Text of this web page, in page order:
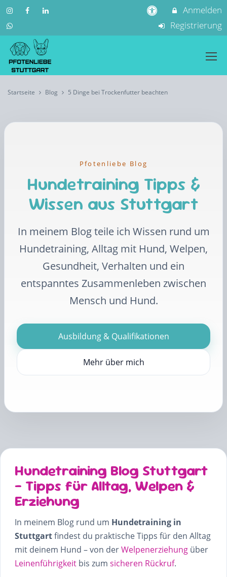
Anmelden
Registrierung
Startseite Blog 5 Dinge bei Trockenfutter beachten
Pfotenliebe Blog
Hundetraining Tipps &
Wissen aus Stuttgart
In meinem Blog teile ich Wissen rund um
Hundetraining, Alltag mit Hund, Welpen,
Gesundheit, Verhalten und ein
entspanntes Zusammenleben zwischen
Mensch und Hund.
Ausbildung & Qualifikationen
Mehr über mich
Hundetraining Blog Stuttgart
– Tipps für Alltag, Welpen &
Erziehung
In meinem Blog rund um Hundetraining in
Stuttgartfindest du praktische Tipps für den Alltag
mit deinem Hund – von derWelpenerziehung über
Leinenführigkeit bis zum sicheren Rückruf.